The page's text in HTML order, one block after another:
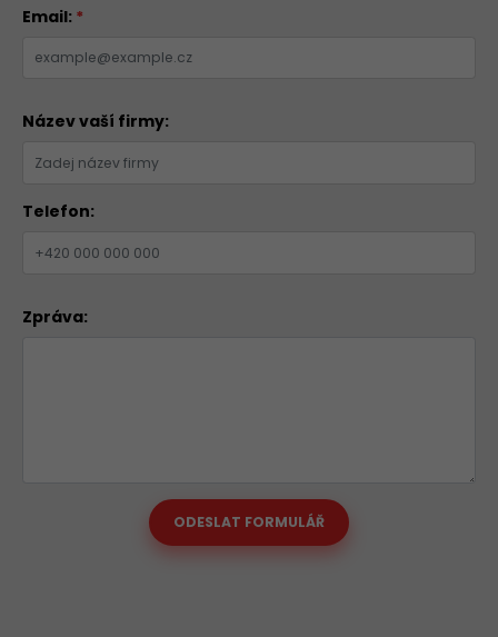
Email: *
Název vaší firmy:
Telefon:
Zpráva:
ODESLAT FORMULÁŘ